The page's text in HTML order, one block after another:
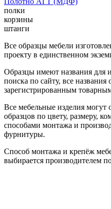
полки
корзины
штанги
Все образцы мебели
проекту в единственном
Образцы имеют названия для
поиска по сайту, все названия
зарегистрированным
Все мебельные изделия могут
образцов по цвету, размеру,
способами монтажа и
фурнитуры.
Способ монтажа и крепёж
выбирается производителем